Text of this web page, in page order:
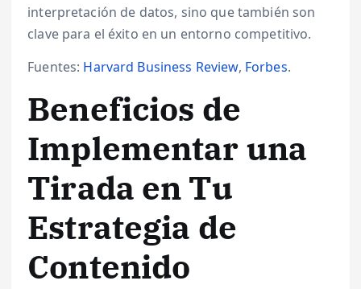
interpretación de datos, sino que también son
clave para el éxito en un entorno competitivo.
Fuentes: Harvard Business Review, Forbes.
Beneficios de
Implementar una
Tirada en Tu
Estrategia de
Contenido